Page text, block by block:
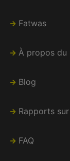
Fatwas
À propos du
Blog
Rapports
FAQ